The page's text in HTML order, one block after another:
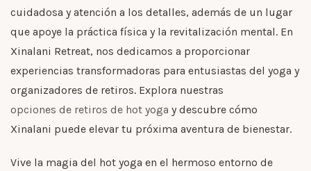
cuidadosa y atención a los detalles, además de un lugar
que apoye la práctica física y la revitalización mental. En
Xinalani Retreat, nos dedicamos a proporcionar
experiencias transformadoras para entusiastas del yoga y
organizadores de retiros. Explora nuestras
opciones de retiros de hot yoga y descubre cómo
Xinalani puede elevar tu próxima aventura de bienestar.
Vive la magia del hot yoga en el hermoso entorno de